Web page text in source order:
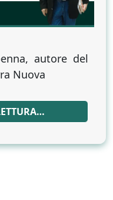
autore del
Nuova